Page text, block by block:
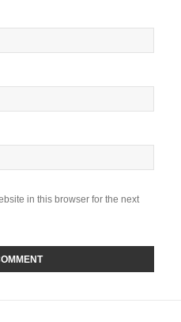
in this browser for the next